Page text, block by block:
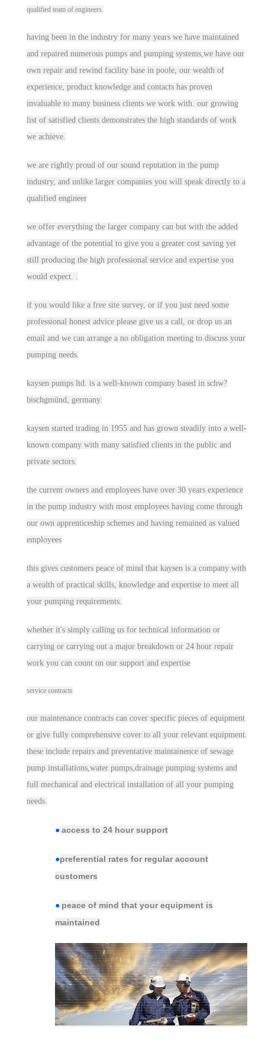
qualified team of engineers.
having been in the industry for many years we have maintained
and repaired numerous pumps and pumping systems,we have our
own repair and rewind facility base in poole, our wealth of
experience, product knowledge and contacts has proven
invaluable to many business clients we work with. our growing
list of satisfied clients demonstrates the high standards of work
we achieve.
we are rightly proud of our sound reputation in the pump
industry, and unlike larger companies you will speak directly to a
qualified engineer
we offer everything the larger company can but with the added
advantage of the potential to give you a greater cost saving yet
still producing the high professional service and expertise you
would expect. .
if you would like a free site survey, or if you just need some
professional honest advice please give us a call, or drop us an
email and we can arrange a no obligation meeting to discuss your
pumping needs.
kaysen pumps ltd. is a well-known company based in schw?
bischgmünd, germany.
kaysen started trading in 1955 and has grown steadily into a well-
known company with many satisfied clients in the public and
private sectors.
the current owners and employees have over 30 years experience
in the pump industry with most employees having come through
our own apprenticeship schemes and having remained as valued
employees
this gives customers peace of mind that kaysen is a company with
a wealth of practical skills, knowledge and expertise to meet all
your pumping requirements.
whether it's simply calling us for technical information or
carrying or carrying out a major breakdown or 24 hour repair
work you can count on our support and expertise
service contracts
our maintenance contracts can cover specific pieces of equipment
or give fully comprehensive cover to all your relevant equipment.
these include repairs and preventative maintainence of sewage
pump installations,water pumps,drainage pumping systems and
full mechanical and electrical installation of all your pumping
needs.
● access to 24 hour support
●preferential rates for regular account
customers
● peace of mind that your equipment is
maintained